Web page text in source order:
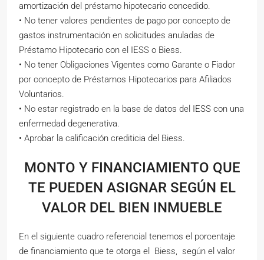
amortización del préstamo hipotecario concedido.
• No tener valores pendientes de pago por concepto de
gastos instrumentación en solicitudes anuladas de
Préstamo Hipotecario con el IESS o Biess.
• No tener Obligaciones Vigentes como Garante o Fiador
por concepto de Préstamos Hipotecarios para Afiliados
Voluntarios.
• No estar registrado en la base de datos del IESS con una
enfermedad degenerativa.
• Aprobar la calificación crediticia del Biess.
MONTO Y FINANCIAMIENTO QUE
TE PUEDEN ASIGNAR SEGÚN EL
VALOR DEL BIEN INMUEBLE
En el siguiente cuadro referencial tenemos el porcentaje
de financiamiento que te otorga el Biess, según el valor